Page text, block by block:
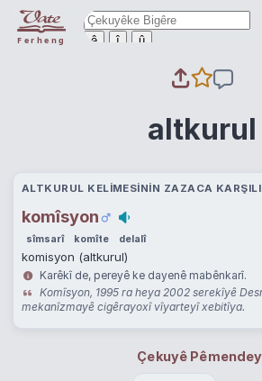
Ferheng ê î û
altkurul
ALTKURUL KELIMESININ ZAZACA
komîsyon
sîmsarî komîte delalî
komisyon (altkurul)
Karêkî de, pereyê ke dayenê mabênkarî.
Komîsyon, 1995 ra heya 2002 serekîyê
mekanîzmayê cigêrayoxî vîyarteyî xebitîya.
Çekuyê